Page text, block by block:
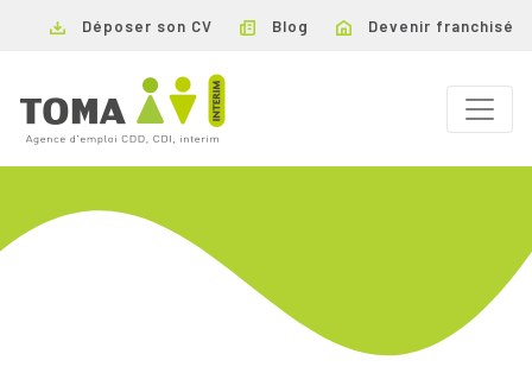
Déposer son CV Blog Devenir franchisé